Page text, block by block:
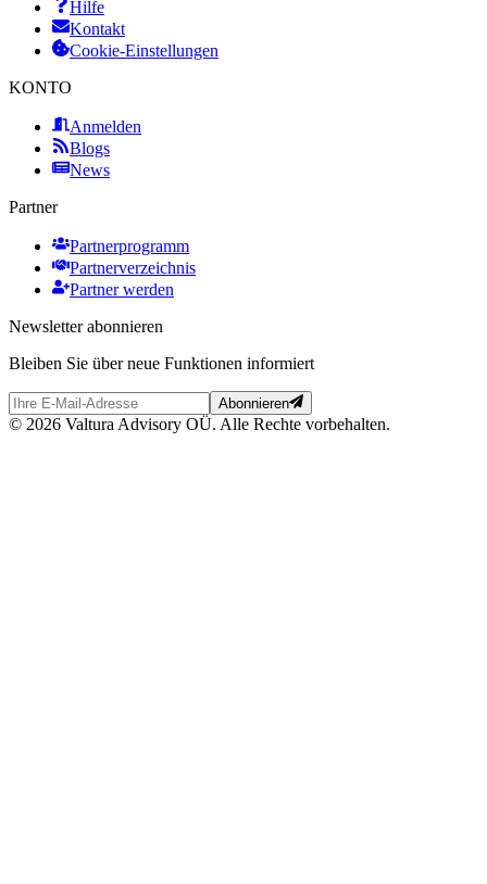
Hilfe
Kontakt
Cookie-Einstellungen
KONTO
Anmelden
Blogs
News
Partner
Partnerprogramm
Partnerverzeichnis
Partner werden
Newsletter abonnieren
Bleiben Sie über neue Funktionen informiert
Abonnieren
© 2026 Valtura Advisory OÜ. Alle Rechte vorbehalten.